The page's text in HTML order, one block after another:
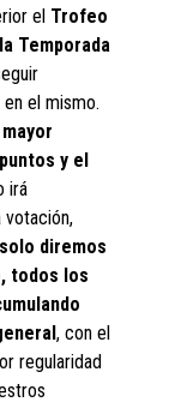
el Trofeo
Temporada
el mismo.
y el
irá
votación,
diremos
todos los
, con el
regularidad